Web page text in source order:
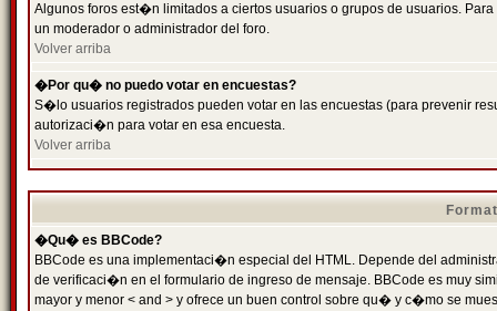
Algunos foros est�n limitados a ciertos usuarios o grupos de usuarios.
un moderador o administrador del foro.
Volver arriba
�Por qu� no puedo votar en encuestas?
S�lo usuarios registrados pueden votar en las encuestas (para prevenir
autorizaci�n para votar en esa encuesta.
Volver arriba
�Qu� es BBCode?
BBCode es una implementaci�n especial del HTML. Depende del
de verificaci�n en el formulario de ingreso de mensaje. BBCode es muy
mayor y menor < and > y ofrece un buen control sobre qu� y c�mo se